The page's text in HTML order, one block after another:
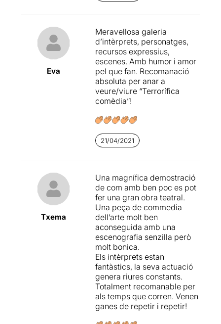
Eva
Meravellosa galeria
d’intèrprets, personatges,
recursos expressius,
escenes. Amb humor i amor
pel que fan. Recomanació
absoluta per anar a
veure/viure “Terrorífica
comèdia”!
21/04/2021
Txema
Una magnífica demostració
de com amb ben poc es pot
fer una gran obra teatral.
Una peça de commedia
dell’arte molt ben
aconseguida amb una
escenografia senzilla però
molt bonica.
Els intèrprets estan
fantàstics, la seva actuació
genera riures constants.
Totalment recomanable per
als temps que corren. Venen
ganes de repetir i repetir!